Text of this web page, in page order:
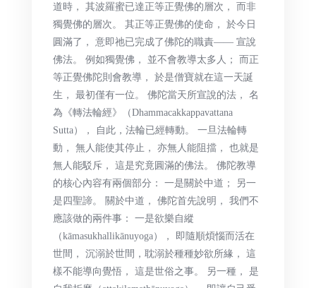
道時， 其波羅蜜已達正等正覺佛的層次， 而非
獨覺佛的層次。 其正等正覺佛的使命， 於今日
圓滿了， 意即祂已完成了佛陀的職責—— 宣說
佛法。 例如獨覺佛， 並不會教導太多人； 而正
等正覺佛陀則會教導， 於是僧寶就在這一天誕
生， 最初僅有一位。 佛陀當天所宣說的法， 名
為《轉法輪經》（Dhammacakkappavattana
Sutta）， 自此，法輪已經轉動。 一旦法輪轉
動， 無人能使其停止， 亦無人能阻擋， 也就是
無人能駁斥， 這是究竟圓滿的佛法。 佛陀教導
的核心內容有兩個部分： 一是關於中道； 另一
是四聖諦。 關於中道， 佛陀首先說明， 我們不
應該做的兩件事： 一是欲樂自縱
（kāmasukhallikānuyoga）， 即隨順煩惱而活在
世間， 沉溺於世間，耽溺於種種妙欲所緣， 這
樣不能導向覺悟， 這是世俗之事。 另一種， 是